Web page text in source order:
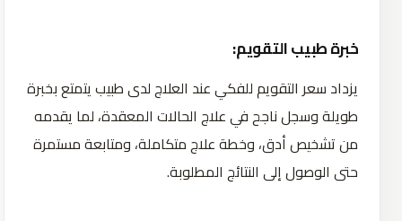
خبرة طبيب التقويم:
يزداد سعر التقويم للفكي عند العلاج لدى طبيب يتمتع بخبرة
طويلة وسجل ناجح في علاج الحالات المعقدة، لما يقدمه
من تشخيص أدق، وخطة علاج متكاملة، ومتابعة مستمرة
حتى الوصول إلى النتائج المطلوبة.